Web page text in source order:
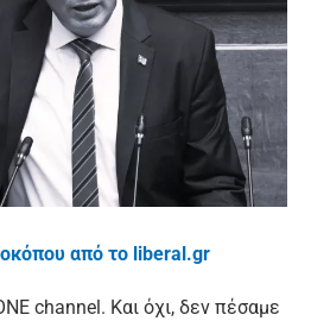
από το liberal.gr
channel. Και όχι, δεν πέσαμε